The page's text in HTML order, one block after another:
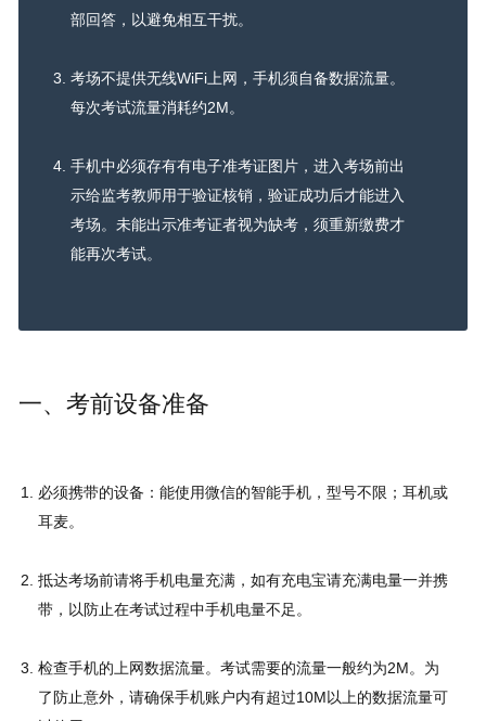
IEERA中文官方网站
版权所有 © 国际英语教育研究协会 保留所有权利
部回答，以避免相互干扰。
考场不提供无线WiFi上网，手机须自备数据流量。
每次考试流量消耗约2M。
手机中必须存有有电子准考证图片，进入考场前出
示给监考教师用于验证核销，验证成功后才能进入
考场。未能出示准考证者视为缺考，须重新缴费才
能再次考试。
一、考前设备准备
必须携带的设备：能使用微信的智能手机，型号不限；耳机或
耳麦。
抵达考场前请将手机电量充满，如有充电宝请充满电量一并携
带，以防止在考试过程中手机电量不足。
检查手机的上网数据流量。考试需要的流量一般约为2M。为
了防止意外，请确保手机账户内有超过10M以上的数据流量可